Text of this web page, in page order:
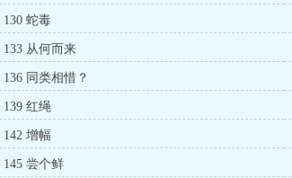
130 蛇毒
133 从何而来
136 同类相惜？
139 红绳
142 增幅
145 尝个鲜